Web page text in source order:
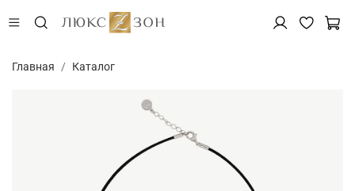
Главная Каталог